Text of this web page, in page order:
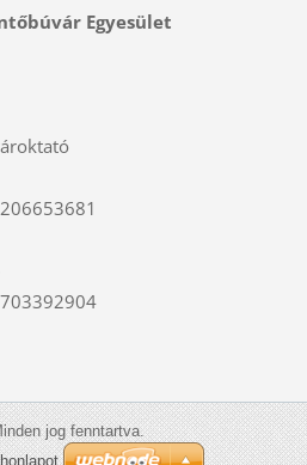
Egyesület
jog fenntartva.